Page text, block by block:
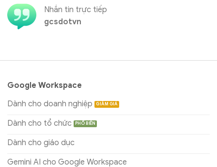
Nhắn tin trực tiếp
gcsdotvn
Google Workspace
Dành cho doanh nghiệp
Dành cho tổ chức
Dành cho giáo dục
Gemini AI cho Google Workspace